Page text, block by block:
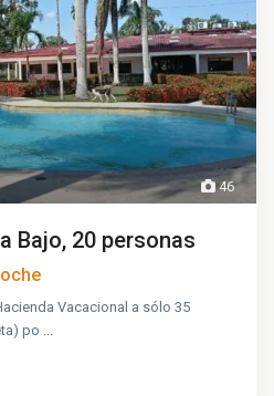
46
Bajo, 20 personas
Vacacional a sólo 35
po